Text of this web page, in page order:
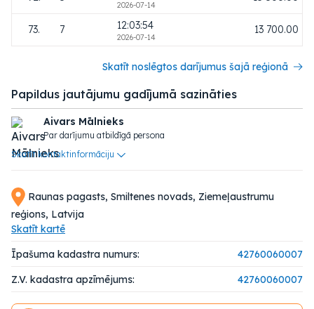
Raunas pagasts, Smiltenes novads, Ziemeļaustrumu
reģions, Latvija
Skatīt kartē
Īpašuma kadastra numurs:
42760060007
Z.V. kadastra apzīmējums:
42760060007
2026-07-14
73. 7 12:03:54
2026-07-14
13 700.00
Skatīt noslēgtos darījumus šajā reģionā
Papildus jautājumu gadījumā sazināties
Aivars Mālnieks
Par darījumu atbildīgā persona
Skatīt kontaktinformāciju